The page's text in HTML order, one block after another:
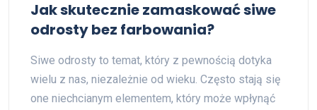
Jak skutecznie zamaskować siwe
odrosty bez farbowania?
Siwe odrosty to temat, który z pewnością dotyka
wielu z nas, niezależnie od wieku. Często stają się
one niechcianym elementem, który może wpłynąć